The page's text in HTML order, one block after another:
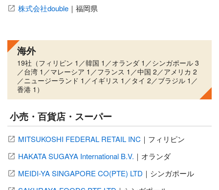
株式会社double ｜ 福岡県
海外
19社（フィリピン 1／韓国 1／オランダ 1／シンガポール 3
／台湾 1／マレーシア 1／フランス 1／中国 2／アメリカ 2
／ニュージーランド 1／イギリス 1／タイ 2／ブラジル 1／
香港 1）
小売・百貨店・スーパー
MITSUKOSHI FEDERAL RETAIL INC ｜ フィリピン
HAKATA SUGAYA International B.V. ｜ オランダ
MEIDI-YA SINGAPORE CO(PTE) LTD ｜ シンガポール